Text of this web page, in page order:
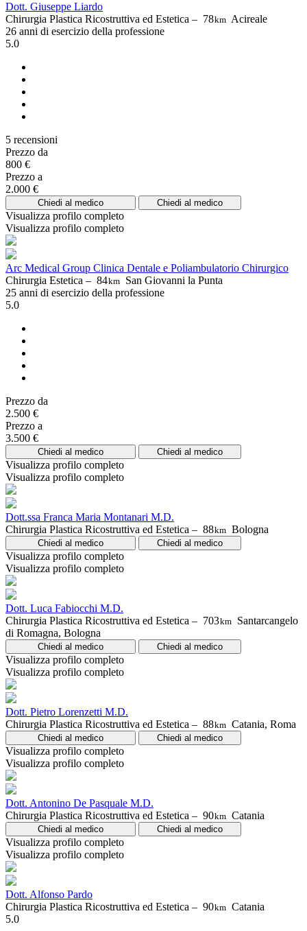
Dott. Giuseppe Liardo
Chirurgia Plastica Ricostruttiva ed Estetica – 78km Acireale
26 anni di esercizio della professione
5.0
5 recensioni
Prezzo da
800 €
Prezzo a
2.000 €
Chiedi al medico Chiedi al medico
Visualizza profilo completo
Visualizza profilo completo
Arc Medical Group Clinica Dentale e Poliambulatorio Chirurgico
Chirurgia Estetica – 84km San Giovanni la Punta
25 anni di esercizio della professione
5.0
Prezzo da
2.500 €
Prezzo a
3.500 €
Chiedi al medico Chiedi al medico
Visualizza profilo completo
Visualizza profilo completo
Dott.ssa Franca Maria Montanari M.D.
Chirurgia Plastica Ricostruttiva ed Estetica – 88km Bologna
Chiedi al medico Chiedi al medico
Visualizza profilo completo
Visualizza profilo completo
Dott. Luca Fabiocchi M.D.
Chirurgia Plastica Ricostruttiva ed Estetica – 703km Santarcangelo
di Romagna, Bologna
Chiedi al medico Chiedi al medico
Visualizza profilo completo
Visualizza profilo completo
Dott. Pietro Lorenzetti M.D.
Chirurgia Plastica Ricostruttiva ed Estetica – 88km Catania, Roma
Chiedi al medico Chiedi al medico
Visualizza profilo completo
Visualizza profilo completo
Dott. Antonino De Pasquale M.D.
Chirurgia Plastica Ricostruttiva ed Estetica – 90km Catania
Chiedi al medico Chiedi al medico
Visualizza profilo completo
Visualizza profilo completo
Dott. Alfonso Pardo
Chirurgia Plastica Ricostruttiva ed Estetica – 90km Catania
5.0